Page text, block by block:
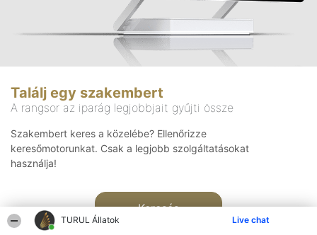
TURUL Állatok Live chat
Találj egy szakembert
A rangsor az iparág legjobbjait gyűjti össze
Szakembert keres a közelébe? Ellenőrizze
keresőmotorunkat. Csak a legjobb szolgáltatásokat
használja!
Keresés